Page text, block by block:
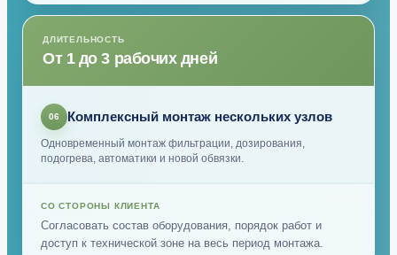
ДЛИТЕЛЬНОСТЬ
От 1 до 3 рабочих дней
06 Комплексный монтаж нескольких узлов
Одновременный монтаж фильтрации, дозирования,
подогрева, автоматики и новой обвязки.
СО СТОРОНЫ КЛИЕНТА
Согласовать состав оборудования, порядок работ и
доступ к технической зоне на весь период монтажа.